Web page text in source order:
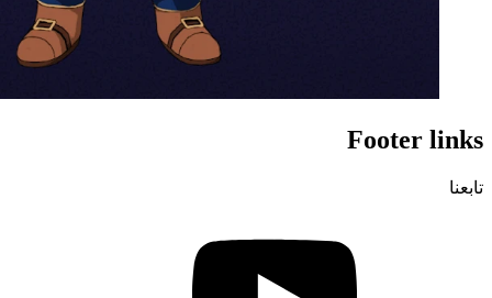
Footer links
تابعنا